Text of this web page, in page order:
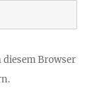
diesem Browser